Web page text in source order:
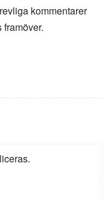
kommentarer